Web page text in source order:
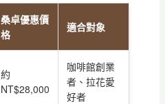
桑卓優惠價
格
適合對象
約
NT$28,000
咖啡館創業
者、拉花愛
好者